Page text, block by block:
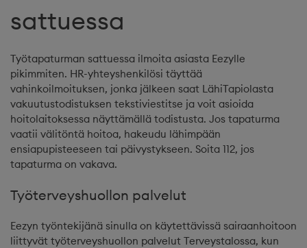
sattuessa
Työtapaturman sattuessa ilmoita asiasta Eezylle
pikimmiten. HR-yhteyshenkilösi täyttää
vahinkoilmoituksen, jonka jälkeen saat LähiTapiolasta
vakuutustodistuksen tekstiviestitse ja voit asioida
hoitolaitoksessa näyttämällä todistusta. Jos tapaturma
vaatii välitöntä hoitoa, hakeudu lähimpään
ensiapupisteeseen tai päivystykseen. Soita 112, jos
tapaturma on vakava.
Työterveyshuollon palvelut
Eezyn työntekijänä sinulla on käytettävissä sairaanhoitoon
liittyvät työterveyshuollon palvelut Terveystalossa, kun